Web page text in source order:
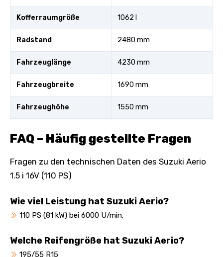
Kofferraumgröße 1062 l
Radstand 2480 mm
Fahrzeuglänge 4230 mm
Fahrzeugbreite 1690 mm
Fahrzeughöhe 1550 mm
FAQ – Häufig gestellte Fragen
Fragen zu den technischen Daten des Suzuki Aerio
1.5 i 16V (110 PS)
Wie viel Leistung hat Suzuki Aerio?
110 PS (81 kW) bei 6000 U/min.
Welche Reifengröße hat Suzuki Aerio?
195/55 R15